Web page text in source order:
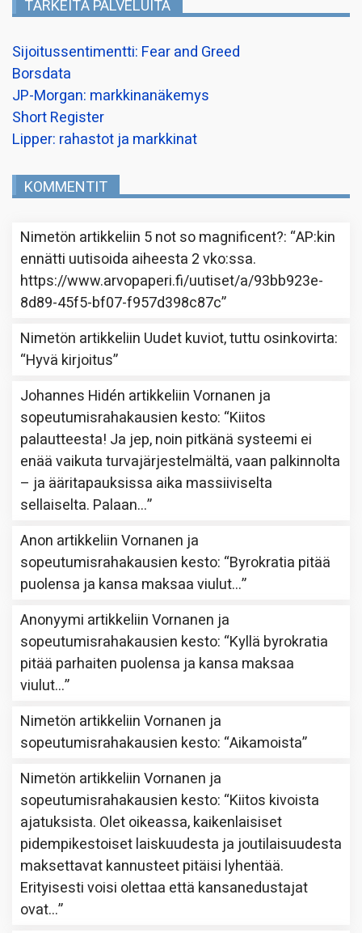
TÄRKEITÄ PALVELUITA
Sijoitussentimentti: Fear and Greed
Borsdata
JP-Morgan: markkinanäkemys
Short Register
Lipper: rahastot ja markkinat
KOMMENTIT
Nimetön artikkeliin 5 not so magnificent?: “AP:kin
ennätti uutisoida aiheesta 2 vko:ssa.
https://www.arvopaperi.fi/uutiset/a/93bb923e-
8d89-45f5-bf07-f957d398c87c”
Nimetön artikkeliin Uudet kuviot, tuttu osinkovirta:
“Hyvä kirjoitus”
Johannes Hidén artikkeliinVornanen ja
sopeutumisrahakausien kesto: “Kiitos
palautteesta! Ja jep, noin pitkänä systeemi ei
enää vaikuta turvajärjestelmältä, vaan palkinnolta
– ja ääritapauksissa aika massiiviselta
sellaiselta. Palaan…”
Anon artikkeliinVornanen ja
sopeutumisrahakausien kesto: “Byrokratia pitää
puolensa ja kansa maksaa viulut…”
Anonyymi artikkeliinVornanen ja
sopeutumisrahakausien kesto: “Kyllä byrokratia
pitää parhaiten puolensa ja kansa maksaa
viulut…”
Nimetön artikkeliinVornanen ja
sopeutumisrahakausien kesto: “Aikamoista”
Nimetön artikkeliinVornanen ja
sopeutumisrahakausien kesto: “Kiitos kivoista
ajatuksista. Olet oikeassa, kaikenlaisiset
pidempikestoiset laiskuudesta ja joutilaisuudesta
maksettavat kannusteet pitäisi lyhentää.
Erityisesti voisi olettaa että kansanedustajat
ovat…”